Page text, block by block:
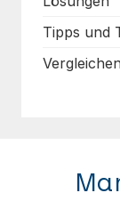
Tipps und